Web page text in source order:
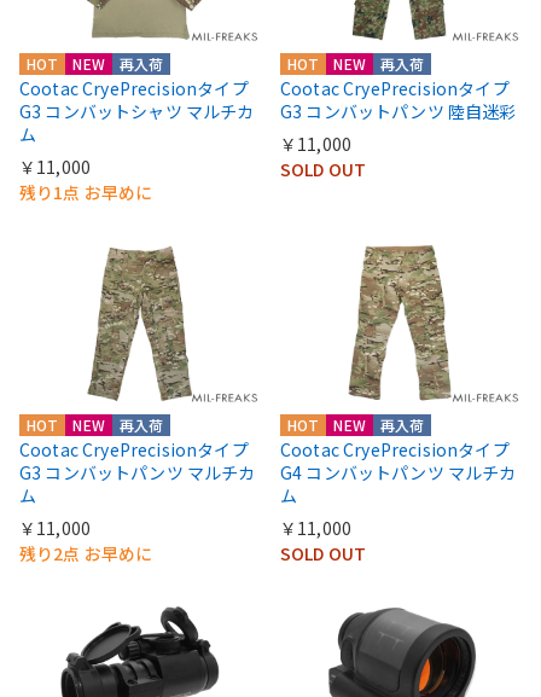
HOT NEW 再入荷
Cootac CryePrecisionタイプ
G3 コンバットシャツ マルチカ
ム
￥11,000
残り1点 お早めに
HOT NEW 再入荷
Cootac CryePrecisionタイプ
G3 コンバットパンツ 陸自迷彩
￥11,000
SOLD OUT
HOT NEW 再入荷
Cootac CryePrecisionタイプ
G3 コンバットパンツ マルチカ
ム
￥11,000
残り2点 お早めに
HOT NEW 再入荷
Cootac CryePrecisionタイプ
G4 コンバットパンツ マルチカ
ム
￥11,000
SOLD OUT